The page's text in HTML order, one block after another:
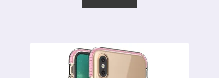
6.00 €. 2.59 €.